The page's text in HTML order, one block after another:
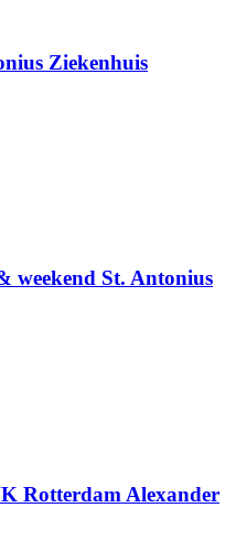
Ziekenhuis
weekend St. Antonius
Rotterdam Alexander